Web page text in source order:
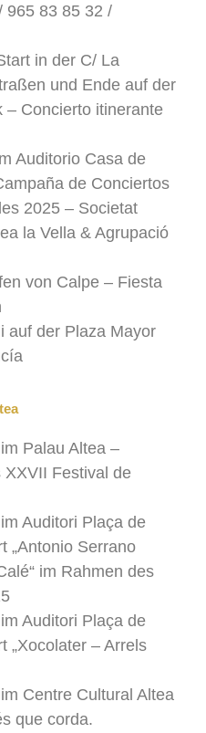
965 83 85 32 /
in der C/ La
und Ende auf der
– Concierto itinerante
Auditorio Casa de
de Conciertos
2025 – Societat
la Vella & Agrupació
von Calpe – Fiesta
auf der Plaza Mayor
Palau Altea –
Festival de
Auditori Plaça de
„Antonio Serrano
im Rahmen des
Auditori Plaça de
„Xocolater – Arrels
Centre Cultural Altea
que corda.